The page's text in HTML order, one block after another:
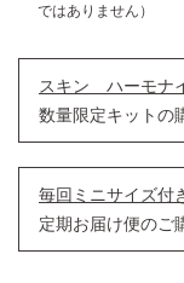
ではありません）
スキン ハーモナ
数量限定キットの
毎回ミニサイズ付
定期お届け便のご